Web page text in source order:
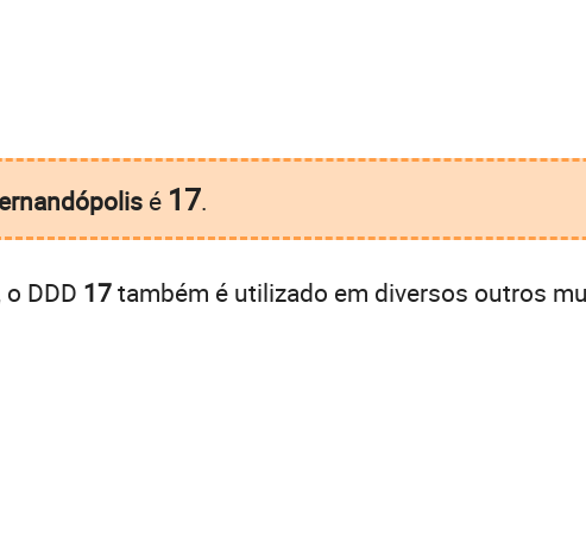
é 17.
o DDD 17também é utilizado em diversos outros